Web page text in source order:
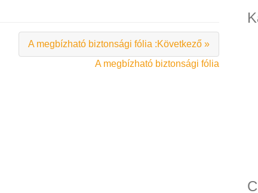
A megbízható biztonsági fólia :Következő »
A megbízható biztonsági fólia